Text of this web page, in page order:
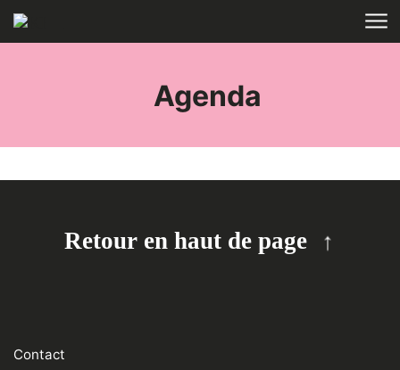
Aller au contenu
Agenda
Retour en haut de page
Contact